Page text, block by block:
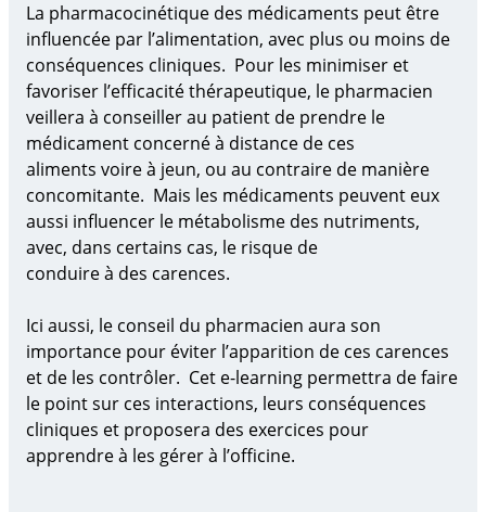
La pharmacocinétique des médicaments peut être
influencée par l’alimentation, avec plus ou moins de
conséquences cliniques. Pour les minimiser et
favoriser l’efficacitéthérapeutique, le pharmacien
veillera à conseiller au patient de prendre le
médicament concernéà distance de ces
aliments voire à jeun, ou au contraire de manière
concomitante. Mais les médicaments peuvent eux
aussi influencer le métabolisme des nutriments,
avec, dans certains cas, le risque de
conduireà des carences.
Ici aussi, le conseil du pharmacien aura son
importance pour éviter l’apparition de ces carences
et de les contrôler. Cet e-learning permettra de faire
le point sur ces interactions, leurs conséquences
cliniques et proposera des exercices pour
apprendre à les gérer à l’officine.